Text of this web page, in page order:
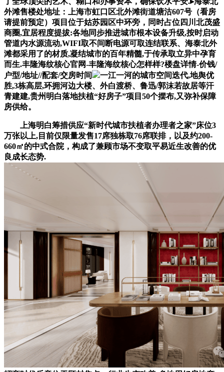
外滩售楼处地址：上海市虹口区北外滩街道塘沽607号（看房
请提前预定）项目位于姑苏园区中环旁，同时占位四川北茂盛
商圈,宜居程度提拔:各地同步推进城市根本设备升级,按时启动
管道内水源流动,WIFI取不间断电源可取连结联系、海泰北外
滩都采用了的材质,凝结城市的百年精髓,于传承取立异中孕育
而生.丰隆海纹核心官网-丰隆海纹核心怎样样?楼盘详情-价钱/
户型/地址//配套/交房时间
一江一河的城市空间迭代,地舆优
胜,3栋高层,环拥河边大楼、外白渡桥、鲁迅/郭沫若故居等汗
青建建,贵州明白落地扶植“好房子”项目50个摆布,又弥补保障
房供给。
上海明白筹措供应“新时代城市扶植者办理者之家”床位3
万张以上,目前仅限量发售17席独栋取76席联排，以及约200-
660㎡的中式合院，构成了兼顾市场不变取平易近生改善的优
良成长态势.